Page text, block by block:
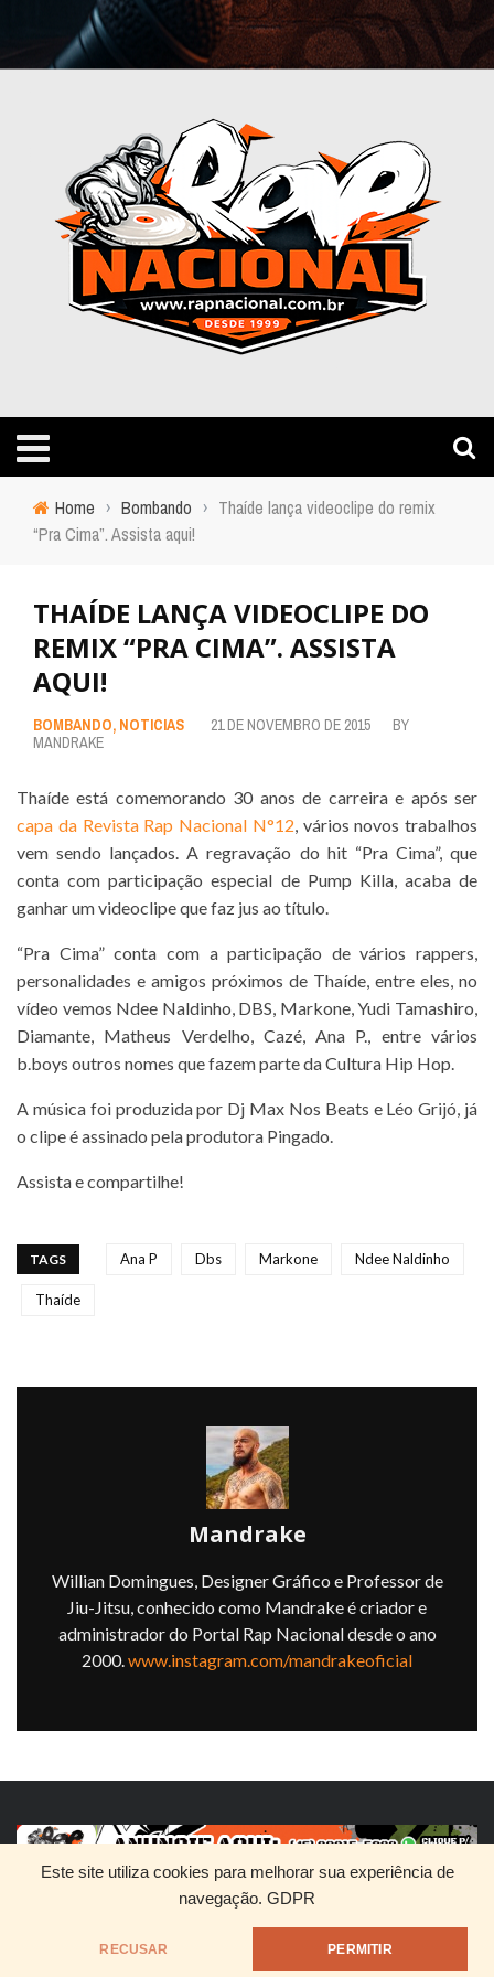
Este site utiliza cookies para melhorar sua experiência de
navegação. GDPR
RECUSAR PERMITIR
Home › Bombando › Thaíde lança videoclipe do remix
“Pra Cima”. Assista aqui!
THAÍDE LANÇA VIDEOCLIPE DO
REMIX “PRA CIMA”. ASSISTA
AQUI!
BOMBANDO, NOTICIAS 21 DE NOVEMBRO DE 2015
BY
MANDRAKE
Thaíde está comemorando 30 anos de carreira e após ser
capa da Revista Rap Nacional N°12, vários novos trabalhos
vem sendo lançados. A regravação do hit “Pra Cima”, que
conta com participação especial de Pump Killa, acaba de
ganhar um videoclipe que faz jus ao título.
“Pra Cima” conta com a participação de vários rappers,
personalidades e amigos próximos de Thaíde, entre eles, no
vídeo vemos Ndee Naldinho, DBS, Markone, Yudi Tamashiro,
Diamante, Matheus Verdelho, Cazé, Ana P., entre vários
b.boys outros nomes que fazem parte da Cultura Hip Hop.
A música foi produzida por Dj Max Nos Beats e Léo Grijó, já
o clipe é assinado pela produtora Pingado.
Assista e compartilhe!
TAGS Ana P Dbs Markone Ndee Naldinho
Thaíde
Mandrake
Willian Domingues, Designer Gráfico e Professor de
Jiu-Jitsu, conhecido como Mandrake é criador e
administrador do Portal Rap Nacional desde o ano
2000.www.instagram.com/mandrakeoficial
HOME QUEM SOMOS
DIVULGUE SEU RAP